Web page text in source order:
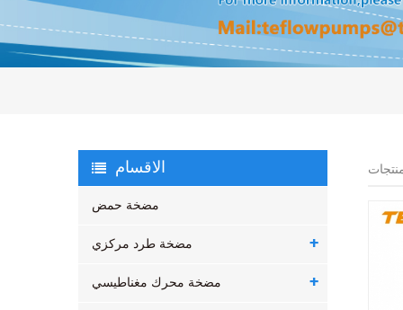
الاقسام
مضخة حمض
مضخة طرد مركزي
مضخة محرك مغناطيسي